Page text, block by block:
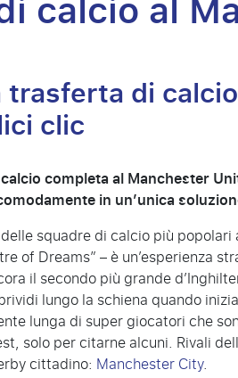
trasferta di
clic
completa al Manchester
in un’unica
squadre di calcio più
of Dreams” – è un’esperienza
il secondo più grande
lungo la schiena quando
lunga di super giocatori che
solo per citarne alcuni. Rivali
cittadino: Manchester City.